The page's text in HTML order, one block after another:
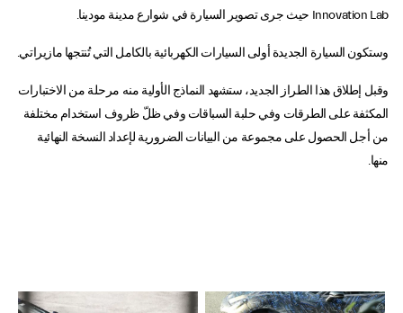
Innovation Lab حيث جرى تصوير السيارة في شوارع مدينة مودينا.
وستكون السيارة الجديدة أولى السيارات الكهربائية بالكامل التي تُنتجها مازيراتي.
وقبل إطلاق هذا الطراز الجديد، ستشهد النماذج الأولية منه مرحلة من الاختبارات
المكثفة على الطرقات وفي حلبة السباقات وفي ظلّ ظروف استخدام مختلفة
من أجل الحصول على مجموعة من البيانات الضرورية لإعداد النسخة النهائية
منها.